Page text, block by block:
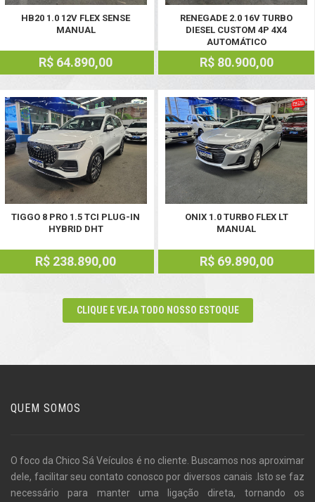
HB20 1.0 12V FLEX SENSE
MANUAL
R$ 64.890,00
RENEGADE 2.0 16V TURBO
DIESEL CUSTOM 4P 4X4
AUTOMÁTICO
R$ 80.900,00
TIGGO 8 PRO 1.5 TCI PLUG-IN
HYBRID DHT
R$ 238.890,00
ONIX 1.0 TURBO FLEX LT
MANUAL
R$ 69.890,00
CLIQUE E VEJA TODO NOSSO ESTOQUE
QUEM SOMOS
O foco da Chico Sá Veículos é no cliente. Buscamos nos aproximar
dele, facilitar seu contato conosco por diversos canais .Isto se faz
necessário para manter uma ligação direta, tornando os